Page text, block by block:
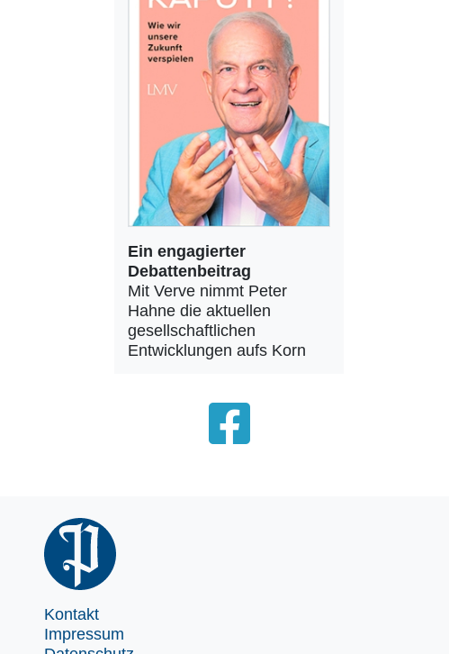
Ein engagierter
Debattenbeitrag
Mit Verve nimmt Peter
Hahne die aktuellen
gesellschaftlichen
Entwicklungen aufs Korn
Kontakt
Impressum